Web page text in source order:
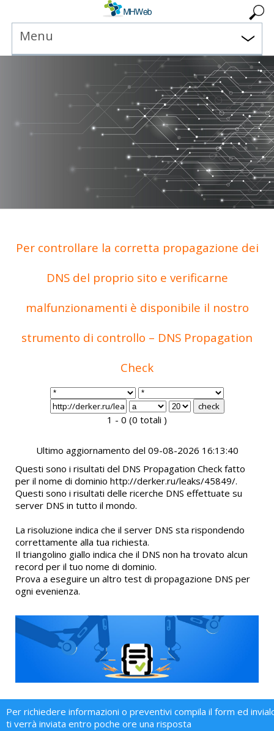
Menu
Per controllare la corretta propagazione dei
DNS del proprio sito e verificarne
malfunzionamenti è disponibile il nostro
strumento di controllo – DNS Propagation
Check
1 - 0 (0 totali )
Ultimo aggiornamento del 09-08-2026 16:13:40
Questi sono i risultati del DNS Propagation Check fatto
per il nome di dominio http://derker.ru/leaks/45849/.
Questi sono i risultati delle ricerche DNS effettuate su
server DNS in tutto il mondo.
La risoluzione indica che il server DNS sta rispondendo
correttamente alla tua richiesta.
Il triangolino giallo indica che il DNS non ha trovato alcun
record per il tuo nome di dominio.
Prova a eseguire un altro test di propagazione DNS per
ogni evenienza.
Per richiedere informazioni o preventivi compila il form ed
ti verrà inviata entro poche ore una risposta